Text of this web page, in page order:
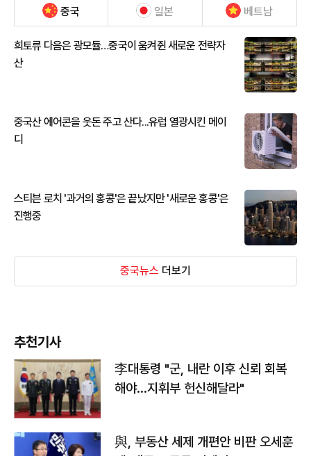
중국 일본 베트남
희토류 다음은 광모듈…중국이 움켜쥔 새로운 전략자
산
중국산 에어콘을 웃돈 주고 산다...유럽 열광시킨 메이
디
스티븐 로치 '과거의 홍콩'은 끝났지만 '새로운 홍콩'은
진행중
중국뉴스 더보기
추천기사
李대통령 "군, 내란 이후 신뢰 회복
해야…지휘부 헌신해달라"
與, 부동산 세제 개편안 비판 오세훈